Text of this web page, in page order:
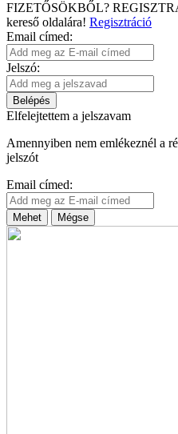
FIZETŐSÖKBŐL?
kereső oldalára! Regisztráció
Email címed:
Jelszó:
Belépés
Elfelejtettem a jelszavam
Amennyiben nem emlékeznél a
jelszót
Email címed:
Mehet Mégse